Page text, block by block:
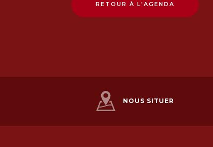
RETOUR À L'AGENDA
NOUS SITUER